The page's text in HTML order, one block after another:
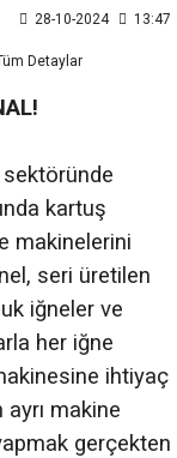
28-10-2024 13:47
kartuş
makinelerini
seri üretilen
iğneler ve
her iğne
ihtiyaç
makine
gerçekten